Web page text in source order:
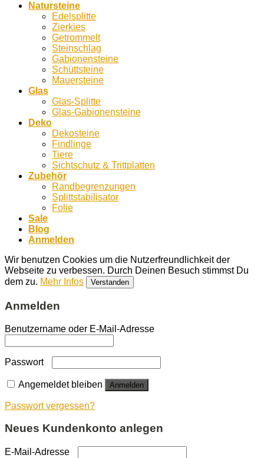
Natursteine
Edelsplitte
Zierkies
Getrommelt
Steinschlag
Gabionensteine
Schüttsteine
Mauersteine
Glas
Glas-Splitte
Glas-Gabionensteine
Deko
Dekosteine
Findlinge
Tiere
Sichtschutz & Trittplatten
Zubehör
Randbegrenzungen
Splittstabilisator
Folie
Sale
Blog
Anmelden
Wir benutzen Cookies um die Nutzerfreundlichkeit der
Webseite zu verbessen. Durch Deinen Besuch stimmst Du
dem zu. Mehr Infos Verstanden
Anmelden
Benutzername oder E-Mail-Adresse
Passwort
Angemeldet bleiben Anmelden
Passwort vergessen?
Neues Kundenkonto anlegen
E-Mail-Adresse